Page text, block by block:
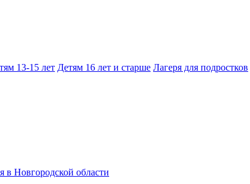
13-15 лет Детям 16 лет и старше Лагеря для подростков
в Новгородской области